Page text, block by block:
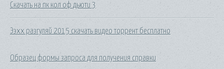
Скачать на пк кол оф дьюти 3
Ээхх разгуляй 2015 скачать видео торрент бесплатно
Образец формы запроса для получения справки